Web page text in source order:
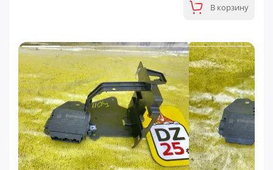
В корзину